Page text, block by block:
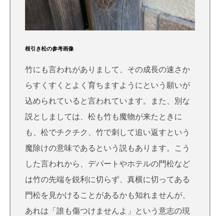
根引き松の参考画像
竹にも言われがありまして、その成長の速さか
らすくすくとよく育ちますようにという願いが
込められていると言われています。また、別な
説としましては、松も竹も魔物が来たときに
も、松でチクチク、竹で刺して追い返すという
魔除けの意味であるという説もあります。こう
した言われから、デパートやホテルの門松など
は竹の先端を鋭利に切らず、真横に切ってある
門松を見かけることがあるかも知れませんが、
あれは「誰も傷つけませんよ」という意志の現